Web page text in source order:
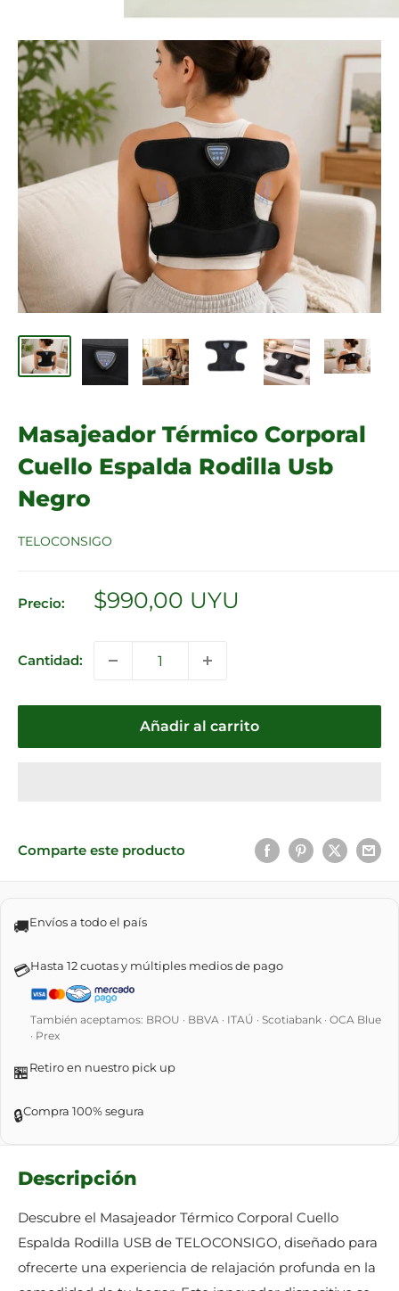
Masajeador Térmico Corporal
Cuello Espalda Rodilla Usb
Negro
TELOCONSIGO
Precio:
Precio
$990,00 UYU
Cantidad:
Añadir al carrito
Comparte este producto
🚚Envíos a todo el país
💳Hasta 12 cuotas y múltiples medios de pago
También aceptamos: BROU · BBVA · ITAÚ · Scotiabank · OCA Blue
· Prex
🏪Retiro en nuestro pick up
🔒Compra 100% segura
Descripción
Descubre el Masajeador Térmico Corporal Cuello
Espalda Rodilla USB de TELOCONSIGO, diseñado para
ofrecerte una experiencia de relajación profunda en la